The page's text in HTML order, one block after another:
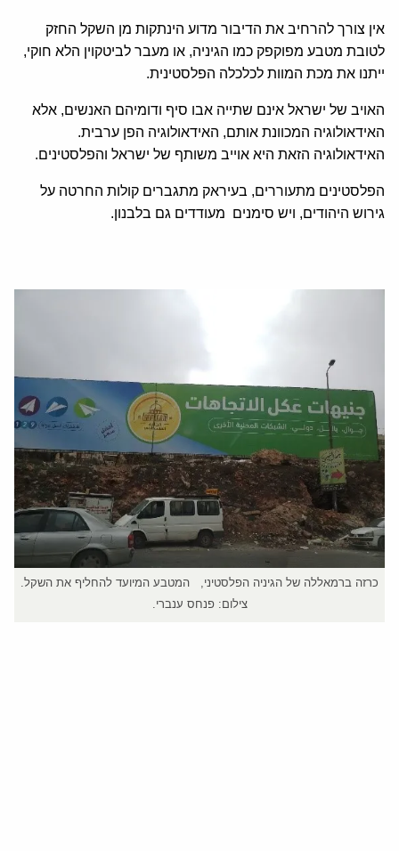
אין צורך להרחיב את הדיבור מדוע הינתקות מן השקל החזק
לטובת מטבע מפוקפק כמו הגיניה, או מעבר לביטקוין הלא חוקי,
ייתנו את מכת המוות לכלכלה הפלסטינית.
האויב של ישראל אינם שתייה אבו סיף ודומיהם האנשים, אלא
האידאולוגיה המכוונת אותם, האידאולוגיה הפן ערבית.
האידאולוגיה הזאת היא אוייב משותף של ישראל והפלסטינים.
הפלסטינים מתעוררים, בעיראק מתגברים קולות החרטה על
גירוש היהודים, ויש סימנים מעודדים גם בלבנון.
כרזה ברמאללה של הגיניה הפלסטיני, המטבע המיועד להחליף את השקל.
צילום: פנחס ענברי.